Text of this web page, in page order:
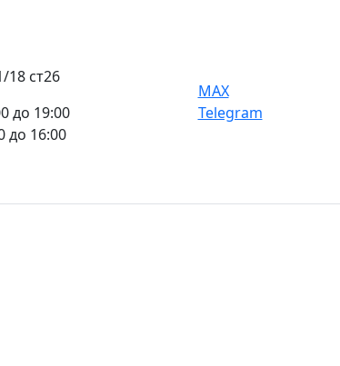
ст26
до 19:00
до 16:00
MAX
Telegram